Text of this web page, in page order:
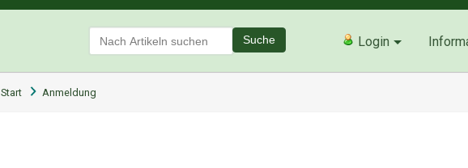
Suche Login
Start Anmeldung